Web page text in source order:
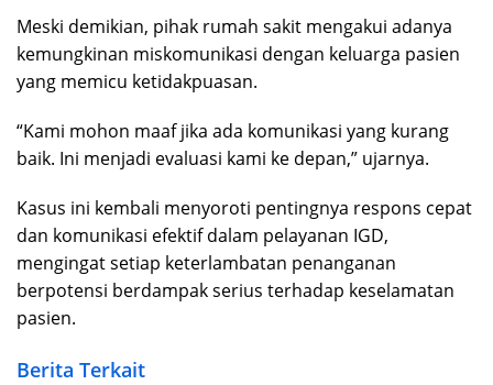
Meski demikian, pihak rumah sakit mengakui adanya
kemungkinan miskomunikasi dengan keluarga pasien
yang memicu ketidakpuasan.
“Kami mohon maaf jika ada komunikasi yang kurang
baik. Ini menjadi evaluasi kami ke depan,” ujarnya.
Kasus ini kembali menyoroti pentingnya respons cepat
dan komunikasi efektif dalam pelayanan IGD,
mengingat setiap keterlambatan penanganan
berpotensi berdampak serius terhadap keselamatan
pasien.
Berita Terkait